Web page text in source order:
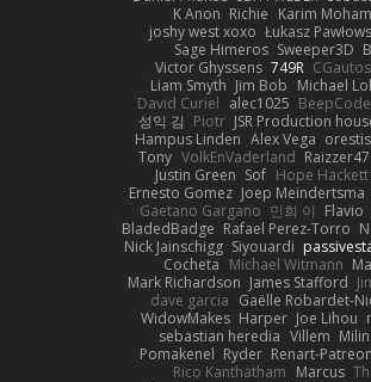
K Anon Richie Karim
joshy west xoxo Łukasz
Sage Himeros Sweeper3D
Victor Ghyssens 749R CGautos
Liam Smyth Jim Bob Michael
David Curiel alec1025
성익 김 Piotr JSR Production
Hampus Linden Alex Vega
Tony VolkEnVaderland Raizzer47
Justin Green Sof Hope Hackett
Ernesto Gomez Joep Meindertsma
Gaetano Gargano 민희 이 Flavio
BladedBadge Rafael Perez-Torro
Nick Jainschigg Siyouardi
Cocheta Michael Witmann
Mark Richardson James Stafford
dave garcia Gaëlle Robardet-
WidowMakes Harper Joe Lihou
sebastian heredia Villem
Pomakenel Ryder Renart-
Rico Kanthatham Marcus